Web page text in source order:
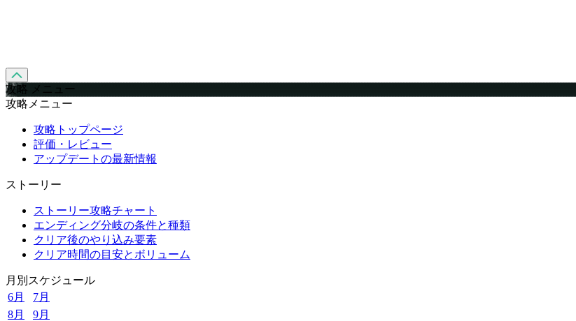
攻略 メニュー
攻略メニュー
攻略トップページ
評価・レビュー
アップデートの最新情報
ストーリー
ストーリー攻略チャート
エンディング分岐の条件と種類
クリア後のやり込み要素
クリア時間の目安とボリューム
月別スケジュール
6月
7月
8月
9月